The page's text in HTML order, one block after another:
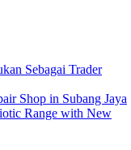
Sebagai Trader
Shop in Subang Jaya
Range with New